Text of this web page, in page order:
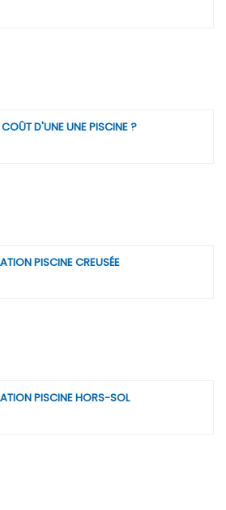
D'UNE UNE PISCINE ?
PISCINE CREUSÉE
PISCINE HORS-SOL